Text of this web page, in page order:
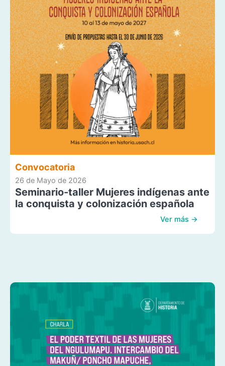
Convocatoria
26 de Mayo de 2026
Seminario-taller Mujeres indígenas ante
la conquista y colonización española
Ver más →